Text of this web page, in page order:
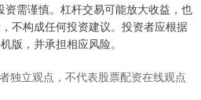
资需谨慎。杠杆交易可能放大收益，也
不构成任何投资建议。投资者应根据
版，并承担相应风险。
独立观点，不代表股票配资在线观点